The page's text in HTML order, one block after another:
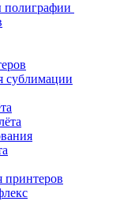
полиграфии
сублимации
принтеров